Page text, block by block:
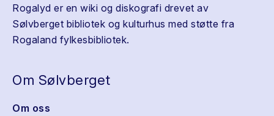
Rogalyd er en wiki og diskografi drevet av
Sølvberget bibliotek og kulturhus med støtte fra
Rogaland fylkesbibliotek.
Om Sølvberget
Om oss